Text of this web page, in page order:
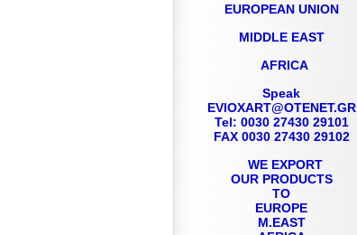
EUROPEAN UNION
MIDDLE EAST
AFRICA
Speak
EVIOXART@OTENET.GR
Tel: 0030 27430 29101
FAX 0030 27430 29102
WE EXPORT
OUR PRODUCTS
TO
EUROPE
M.EAST